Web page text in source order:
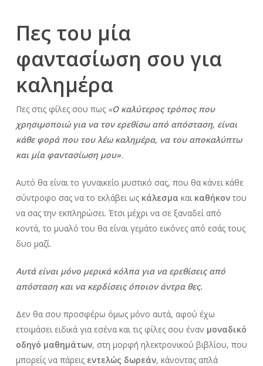
Πες του μία
φαντασίωση σου για
καλημέρα
Πες στις φίλες σου πως «Ο καλύτερος τρόπος που
χρησιμοποιώ για να τον ερεθίσω από απόσταση, είναι
κάθε φορά που του λέω καλημέρα, να του αποκαλύπτω
και μία φαντασίωση μου».
Αυτό θα είναι το γυναικείο μυστικό σας, που θα κάνει κάθε
σύντροφο σας να το εκλάβει ως κάλεσμα και καθήκοντου
να σας την εκπληρώσει. Έτσι μέχρι να σε ξαναδεί από
κοντά, το μυαλό του θα είναι γεμάτο εικόνες από εσάς τους
δυο μαζί.
Αυτά είναι μόνο μερικά κόλπα για να ερεθίσεις από
απόσταση και να κερδίσεις όποιον άντρα θες.
Δεν θα σου προσφέρω όμως μόνο αυτά, αφού έχω
ετοιμάσει ειδικά για εσένα και τις φίλες σου έναν μοναδικό
οδηγό μαθημάτων, στη μορφή ηλεκτρονικού βιβλίου, που
μπορείς να πάρεις εντελώς δωρεάν, κάνοντας απλά